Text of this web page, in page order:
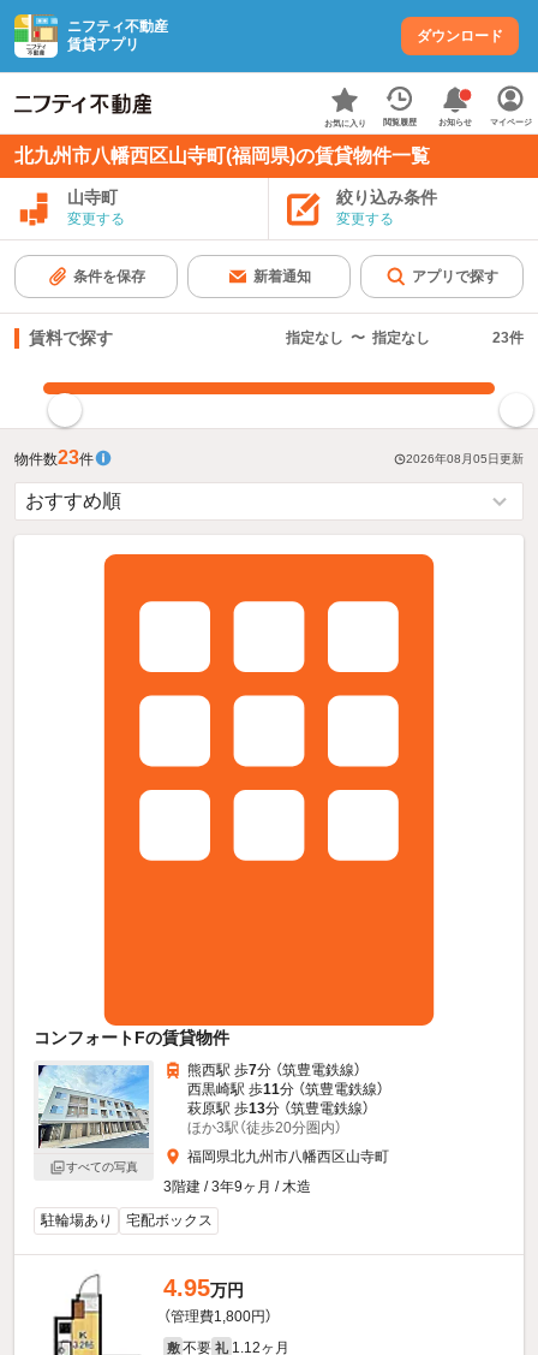
ニフティ不動産
賃貸アプリ
ダウンロード
お気に入り 閲覧履歴 お知らせ マイページ
北九州市八幡西区山寺町(福岡県)の賃貸物件一覧
山寺町
変更する
絞り込み条件
変更する
条件を保存 新着通知 アプリで探す
賃料で探す 指定なし 〜 指定なし 23件
物件数23件 2026年08月05日更新
コンフォートFの賃貸物件
すべての写真
熊西駅 歩7分 （筑豊電鉄線）
西黒崎駅 歩11分 （筑豊電鉄線）
萩原駅 歩13分 （筑豊電鉄線）
ほか3駅（徒歩20分圏内）
福岡県北九州市八幡西区山寺町
3階建 / 3年9ヶ月 / 木造
駐輪場あり
宅配ボックス
4.95万円
（管理費1,800円）
敷 不要 礼 1.12ヶ月